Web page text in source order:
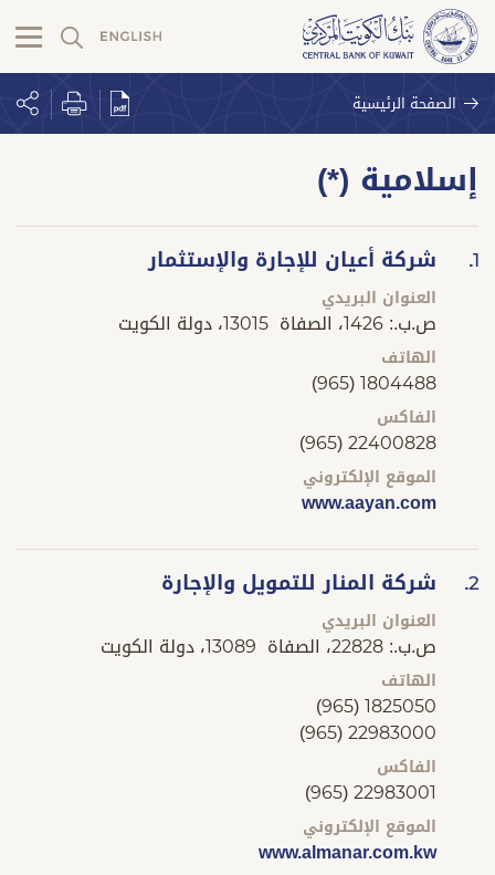
الصفحة الرئيسية
إسلامية (*)
1. شركة أعيان للإجارة والإستثمار
العنوان البريدي
ص.ب.: 1426، الصفاة 13015، دولة الكويت
الهاتف
(965) 1804488
الفاكس
(965) 22400828
الموقع الإلكتروني
www.aayan.com
2. شركة المنار للتمويل والإجارة
العنوان البريدي
ص.ب.: 22828، الصفاة 13089، دولة الكويت
الهاتف
(965) 1825050
(965) 22983000
الفاكس
(965) 22983001
الموقع الإلكتروني
www.almanar.com.kw